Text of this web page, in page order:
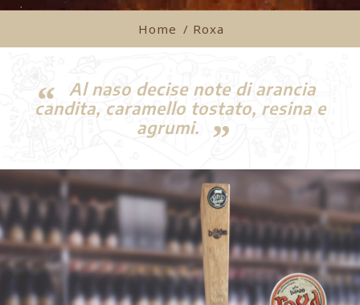
Home / Roxa
Al naso decise note di arancia
candita, caramello tostato, resina e
agrumi.